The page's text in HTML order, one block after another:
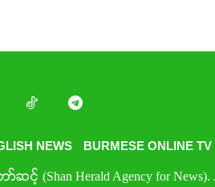
NEWS BURMESE ONLINE TV
င့် (Shan Herald Agency for News).